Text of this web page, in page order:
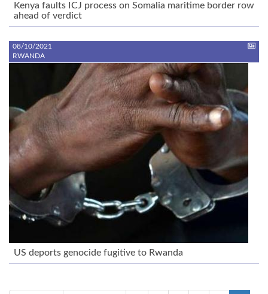
Kenya faults ICJ process on Somalia maritime border row
ahead of verdict
08/10/2021
RWANDA
US deports genocide fugitive to Rwanda